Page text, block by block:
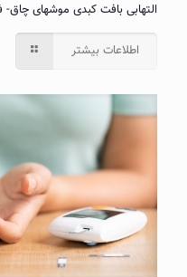
التهابی بافت کبدی موشهای چاق-
اطلاعات بیشتر